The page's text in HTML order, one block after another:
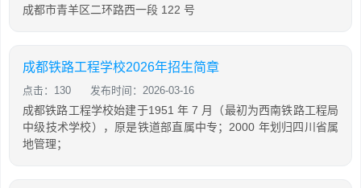
成都市青羊区二环路西一段 122 号
成都铁路工程学校2026年招生简章
点击：130 发布时间：2026-03-16
成都铁路工程学校始建于1951 年 7 月（最初为西南铁路工程局
中级技术学校），原是铁道部直属中专；2000 年划归四川省属
地管理；